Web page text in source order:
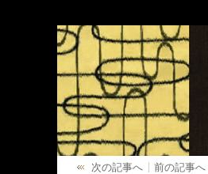
次の記事へ 前の記事へ